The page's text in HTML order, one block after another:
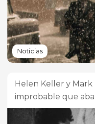
Noticias
Helen Keller y
improbable que